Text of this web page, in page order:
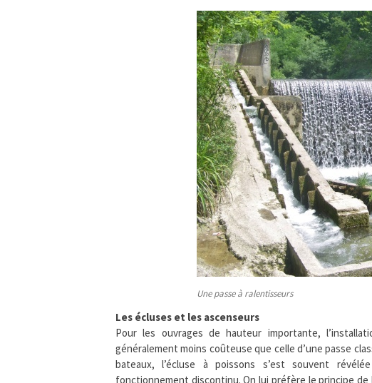
Une passe à ralentisseurs
Les écluses et les ascenseurs
Pour les ouvrages de hauteur importante,
généralement moins coûteuse que celle d’une passe
bateaux, l’écluse à poissons s’est souvent
fonctionnement discontinu. On lui préfère le principe de